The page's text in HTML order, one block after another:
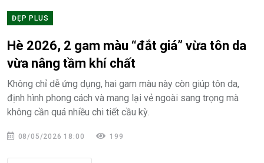
ĐẸP PLUS
Hè 2026, 2 gam màu “đắt giá” vừa tôn da
vừa nâng tầm khí chất
Không chỉ dễ ứng dụng, hai gam màu này còn giúp tôn da,
định hình phong cách và mang lại vẻ ngoài sang trọng mà
không cần quá nhiều chi tiết cầu kỳ.
08/05/2026 18:00 199